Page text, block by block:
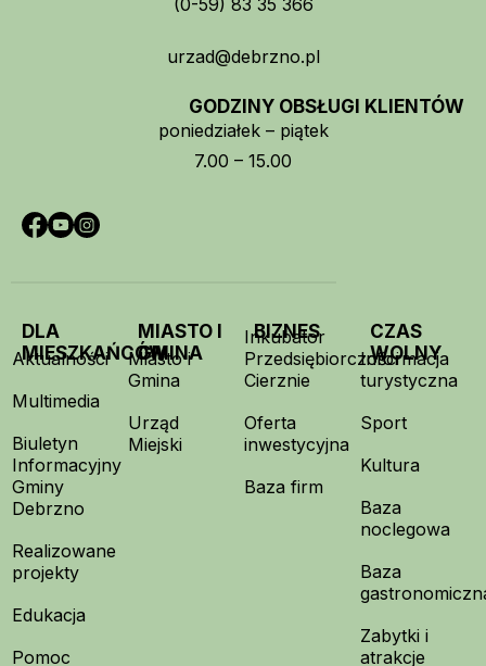
urzad@debrzno.pl
GODZINY OBSŁUGI KLIENTÓW
poniedziałek – piątek
7.00 – 15.00
DLA
MIESZKAŃCÓW
Aktualności
Multimedia
Biuletyn
Informacyjny
Gminy
Debrzno
Realizowane
projekty
Edukacja
Pomoc
MIASTO I
GMINA
Miasto i
Gmina
Urząd
Miejski
BIZNES
Inkubator
Przedsiębiorczości
Cierznie
Oferta
inwestycyjna
Baza firm
CZAS
WOLNY
Informacja
turystyczna
Sport
Kultura
Baza
noclegowa
Baza
Zabytki i
atrakcje